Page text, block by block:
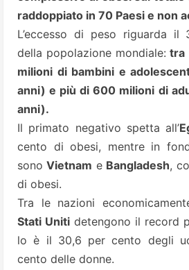
raddoppiato in 70 Paesi e non
L’eccesso di peso riguarda
della popolazione mondiale: tra
milioni di bambini e
anni) e più di 600 milioni di
anni).
Il primato negativo spetta all’
cento di obesi, mentre in
sonoVietnam e Bangladesh,
di obesi.
Tra le nazioni
Stati Uniti detengono il record
lo è il 30,6 per cento degli
cento delle donne.